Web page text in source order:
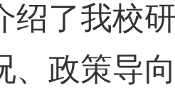
绍了我校
、政策导